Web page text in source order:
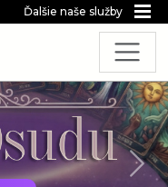
Ďalšie naše služby